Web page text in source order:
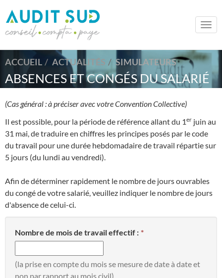
ACCUEIL ACTUALITÉS SIMULATEURS
ABSENCES ET CONGÉS DU SALARIÉ
(Cas général : à préciser avec votre Convention Collective)
Il est possible, pour la période de référence allant du 1er juin au
31 mai, de traduire en chiffres les principes posés par le code
du travail pour une durée hebdomadaire de travail répartie sur
5 jours (du lundi au vendredi).
Afin de déterminer rapidement le nombre de jours ouvrables
du congé de votre salarié, veuillez indiquer le nombre de jours
d'absence de celui-ci.
Nombre de mois de travail effectif :
(la prise en compte du mois se mesure de date à date et
non par rapport au mois civil)